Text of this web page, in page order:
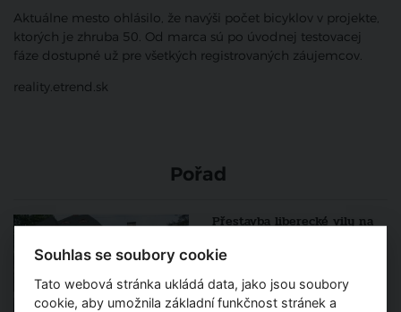
Aktuálne mesto ohlásilo, že navýši počet bicyklov v projekte,
ktorých je zhruba 50. Od marca sú po úvodnej testovacej
fáze dostupné už pre všetkých registrovaných záujemcov.
reality.etrend.sk
Pořad
Přestavba liberecké vily na
Souhlas se soubory cookie
Tato webová stránka ukládá data, jako jsou soubory
cookie, aby umožnila základní funkčnost stránek a